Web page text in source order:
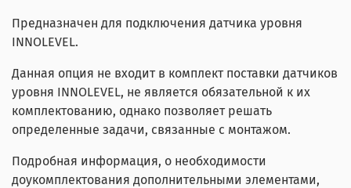
Предназначен для подключения датчика уровня
INNOLEVEL.
Данная опция не входит в комплект поставки датчиков
уровня INNOLEVEL, не является обязательной к их
комплектованию, однако позволяет решать
определенные задачи, связанные с монтажом.
Подробная информация, о необходимости
доукомплектования дополнительными элементами,